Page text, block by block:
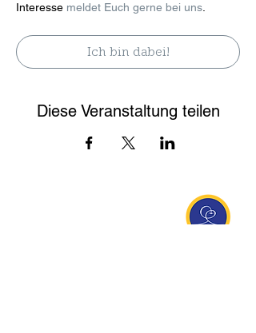
Interesse meldet Euch gerne bei uns
Ich bin dabei!
Diese Veranstaltung teilen